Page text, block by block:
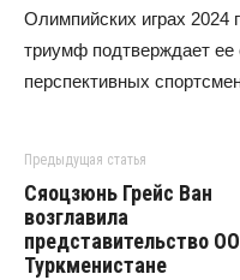
Олимпийских играх
триумф подтверждает ее
перспективных
Предыдущая статья
Сяоцзюнь Грейс Ван
возглавила
представительство
Туркменистане